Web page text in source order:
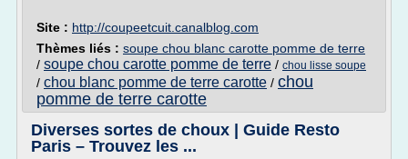
Site : http://coupeetcuit.canalblog.com
Thèmes liés : soupe chou blanc carotte pomme de terre
/ soupe chou carotte pomme de terre / chou lisse soupe
/ chou blanc pomme de terre carotte / chou
pomme de terre carotte
Diverses sortes de choux | Guide Resto
Paris – Trouvez les ...